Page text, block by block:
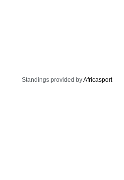
Standings provided byAfricasport